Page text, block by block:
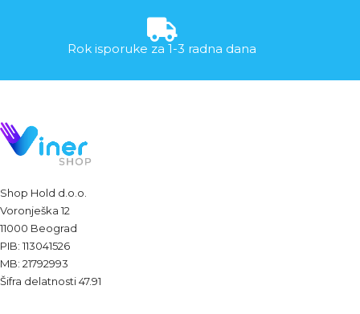
Rok isporuke za 1-3 radna dana
Shop Hold d.o.o.
Voronješka 12
11000 Beograd
PIB: 113041526
MB: 21792993
Šifra delatnosti 47.91